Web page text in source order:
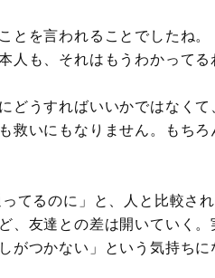
とを言われることでしたね
も、それはもうわかってる
どうすればいいかではなく
救いにもなりません。もち
てるのに」と、人と比較され
、友達との差は開いていく
つかない」という気持ちに